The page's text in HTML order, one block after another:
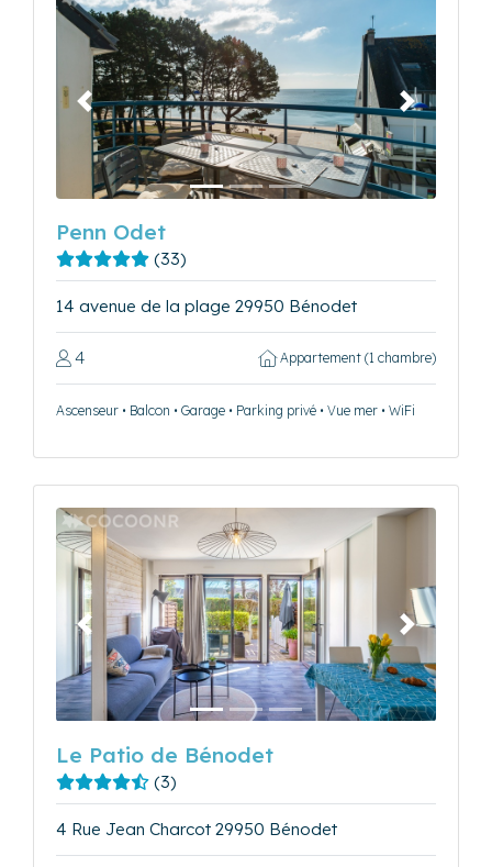
Précédent Suivant
Penn Odet
(33)
14 avenue de la plage 29950 Bénodet
4 Appartement (1 chambre)
Ascenseur • Balcon • Garage • Parking privé • Vue mer • WiFi
Précédent Suivant
Le Patio de Bénodet
(3)
4 Rue Jean Charcot 29950 Bénodet